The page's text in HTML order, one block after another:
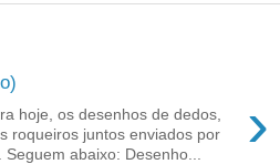
›
hoje, os desenhos de dedos,
roqueiros juntos enviados por
abaixo: Desenho...